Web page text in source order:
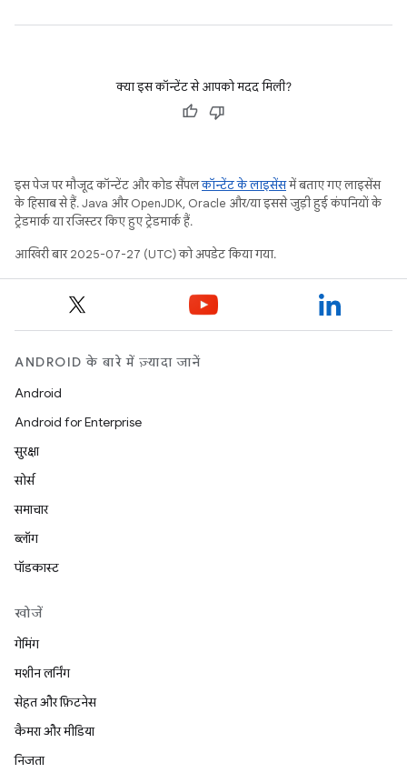
क्या इस कॉन्टेंट से आपको मदद मिली?
इस पेज पर मौजूद कॉन्टेंट और कोड सैंपलकॉन्टेंट के लाइसेंसमें बताए गए लाइसेंस
के हिसाब से हैं. Java और OpenJDK, Oracle और/या इससे जुड़ी हुई कंपनियों के
ट्रेडमार्क या रजिस्टर किए हुए ट्रेडमार्क हैं.
आखिरी बार 2025-07-27 (UTC) को अपडेट किया गया.
ANDROID के बारे में ज़्यादा जानें
Android
Android for Enterprise
सुरक्षा
सोर्स
समाचार
ब्लॉग
पॉडकास्ट
खोजें
गेमिंग
मशीन लर्निंग
सेहत और फ़िटनेस
कैमरा और मीडिया
निजता